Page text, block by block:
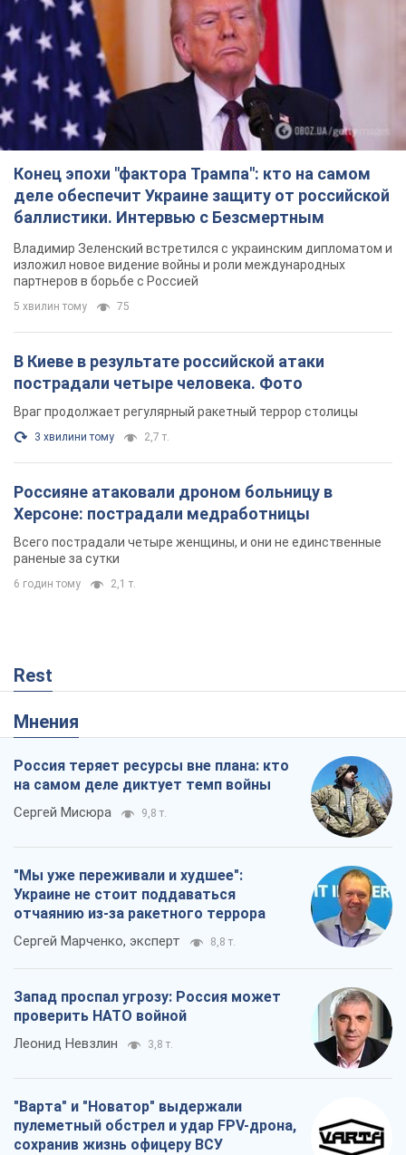
Конец эпохи "фактора Трампа": кто на самом
деле обеспечит Украине защиту от российской
баллистики. Интервью с Безсмертным
Владимир Зеленский встретился с украинским дипломатом и
изложил новое видение войны и роли международных
партнеров в борьбе с Россией
5 хвилин тому 75
В Киеве в результате российской атаки
пострадали четыре человека. Фото
Враг продолжает регулярный ракетный террор столицы
3 хвилини тому 2,7 т.
Россияне атаковали дроном больницу в
Херсоне: пострадали медработницы
Всего пострадали четыре женщины, и они не единственные
раненые за сутки
6 годин тому 2,1 т.
Rest
Мнения
Россия теряет ресурсы вне плана: кто
на самом деле диктует темп войны
Сергей Мисюра 9,8 т.
"Мы уже переживали и худшее":
Украине не стоит поддаваться
отчаянию из-за ракетного террора
Сергей Марченко, эксперт 8,8 т.
Запад проспал угрозу: Россия может
проверить НАТО войной
Леонид Невзлин 3,8 т.
"Варта" и "Новатор" выдержали
пулеметный обстрел и удар FPV-дрона,
сохранив жизнь офицеру ВСУ